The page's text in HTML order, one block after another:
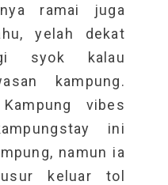
ramai juga
yelah dekat
syok kalau
kampung.
vibes
ini
namun ia
keluar tol